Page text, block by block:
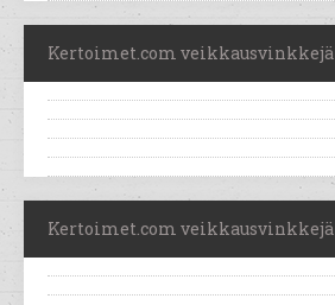
Kertoimet.com veikkausvinkkejä
Kertoimet.com veikkausvinkkejä